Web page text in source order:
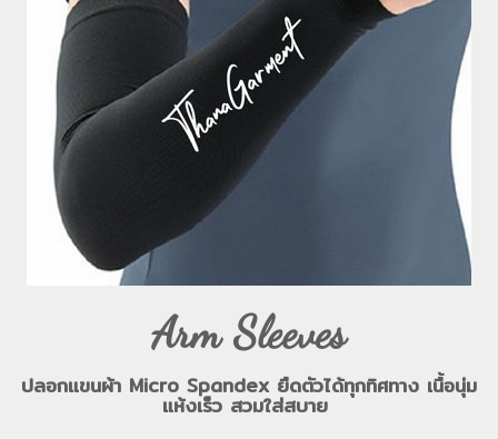
Arm Sleeves
ปลอกแขนผ้า Micro Spandex ยืดตัวได้ทุกทิศทาง เนื้อนุ่ม
แห้งเร็ว สวมใส่สบาย